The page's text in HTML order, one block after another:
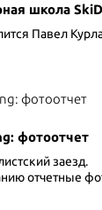
школа
Павел
фотоотчет
заезд.
отчетные